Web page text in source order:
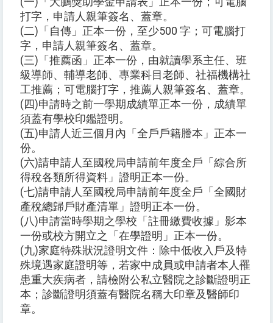
打字，申請人親筆簽名、蓋章。
(二)「自傳」正本一份，至少500 字；可電腦打
字，申請人親筆簽名、蓋章。
(三)「推薦函」正本一份，由就讀學系主任、班
級導師、輔導老師、專業科目老師、社福機構社
工推薦；可電腦打字，推薦人親筆簽名、蓋章。
(四)申請時之前一學期成績單正本一份，成績單
須蓋有學校印鑑證明。
(五)申請人近三個月內「全戶戶籍謄本」正本一
份。
(六)請申請人至國稅局申請前年度全戶「綜合所
得稅各類所得資料」證明正本一份。
(七)請申請人至國稅局申請前年度全戶「全國財
產稅總歸戶財產清單」證明正本一份。
(八)申請當時學期之學校「註冊繳費收據」影本
一份或校方開立之「在學證明」正本一份。
(九)家庭特殊狀況證明文件：除中低收入戶及特
殊境遇家庭證明等，若家中成員或申請者本人罹
患重大疾病者，請檢附公私立醫院之診斷證明正
本；診斷證明須蓋有醫院名稱大印章及醫師印
章。